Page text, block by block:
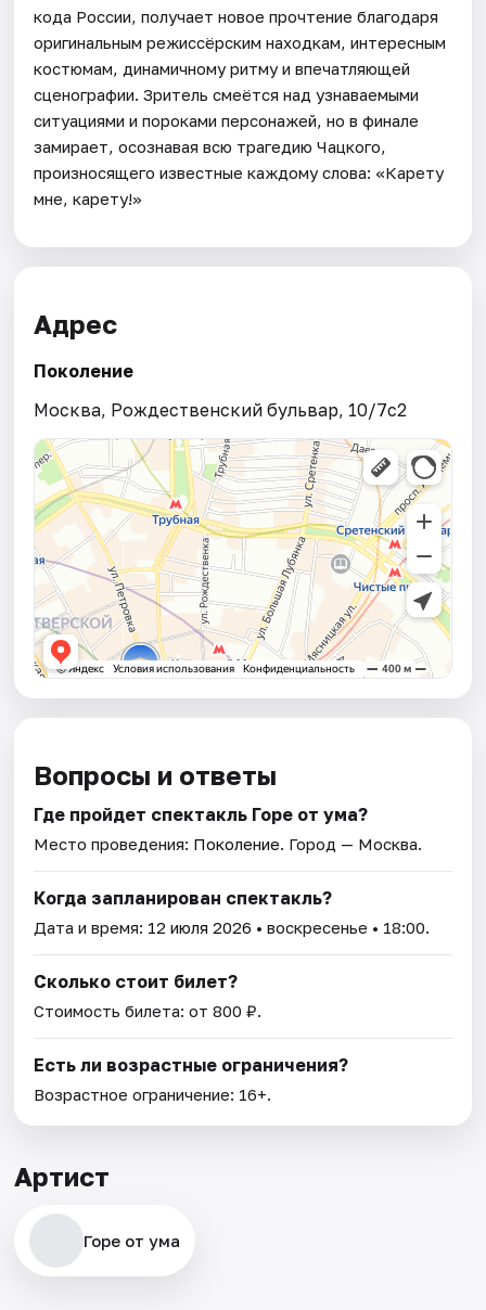
кода России, получает новое прочтение благодаря
оригинальным режиссёрским находкам, интересным
костюмам, динамичному ритму и впечатляющей
сценографии. Зритель смеётся над узнаваемыми
ситуациями и пороками персонажей, но в финале
замирает, осознавая всю трагедию Чацкого,
произносящего известные каждому слова: «Карету
мне, карету!»
Адрес
Поколение
Москва, Рождественский бульвар, 10/7с2
Вопросы и ответы
Где пройдет спектакль Горе от ума?
Место проведения: Поколение. Город — Москва.
Когда запланирован спектакль?
Дата и время: 12 июля 2026 • воскресенье • 18:00.
Сколько стоит билет?
Стоимость билета: от 800 ₽.
Есть ли возрастные ограничения?
Возрастное ограничение: 16+.
Артист
Горе от ума